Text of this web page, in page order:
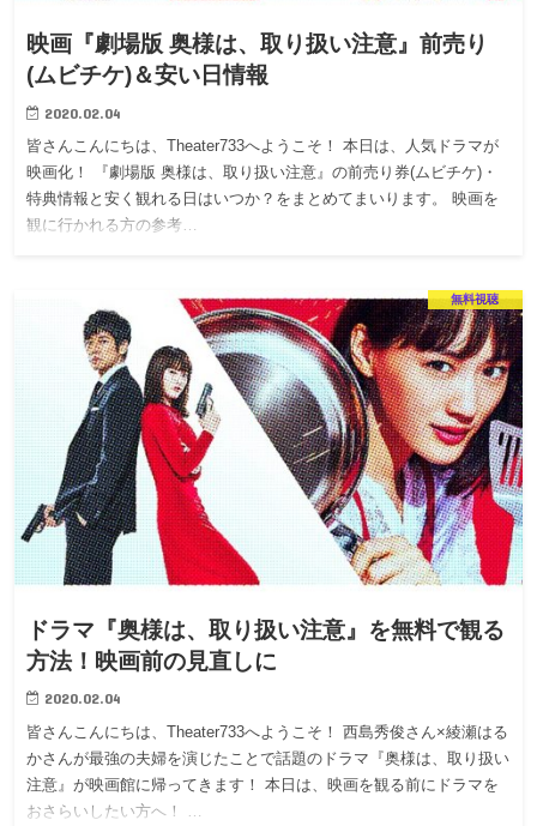
映画『劇場版 奥様は、取り扱い注意』前売り
(ムビチケ)＆安い日情報
2020.02.04
皆さんこんにちは、Theater733へようこそ！ 本日は、人気ドラマが
映画化！ 『劇場版 奥様は、取り扱い注意』の前売り券(ムビチケ)・
特典情報と安く観れる日はいつか？をまとめてまいります。 映画を
観に行かれる方の参考…
無料視聴
ドラマ『奥様は、取り扱い注意』を無料で観る
方法！映画前の見直しに
2020.02.04
皆さんこんにちは、Theater733へようこそ！ 西島秀俊さん×綾瀬はる
かさんが最強の夫婦を演じたことで話題のドラマ『奥様は、取り扱い
注意』が映画館に帰ってきます！ 本日は、映画を観る前にドラマを
おさらいしたい方へ！ …